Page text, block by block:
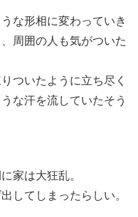
な形相に変わっていき
周囲の人も気がついた
ついたように立ち尽く
な汗を流していたそう
家は大狂乱。
してしまったらしい。